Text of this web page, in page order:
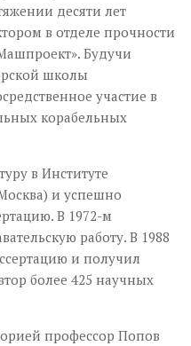
десяти лет
в отделе прочности
Будучи
школы
участие в
корабельных
в Институте
и успешно
В 1972-м
работу. В 1988
и получил
более 425 научных
профессор Попов